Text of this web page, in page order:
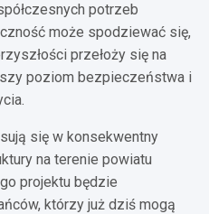
potrzeb
może spodziewać się,
przełoży się na
poziom bezpieczeństwa i
się w konsekwentny
na terenie powiatu
projektu będzie
którzy już dziś mogą